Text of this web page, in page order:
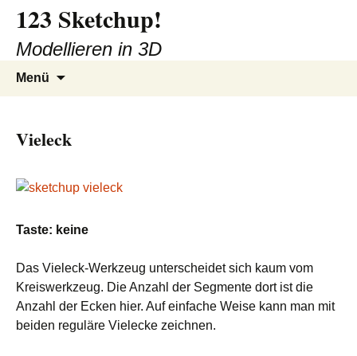
Inhalt
springen
123 Sketchup!
Modellieren in 3D
Menü
Vieleck
Taste: keine
Das Vieleck-Werkzeug unterscheidet sich kaum vom
Kreiswerkzeug. Die Anzahl der Segmente dort ist die
Anzahl der Ecken hier. Auf einfache Weise kann man mit
beiden reguläre Vielecke zeichnen.